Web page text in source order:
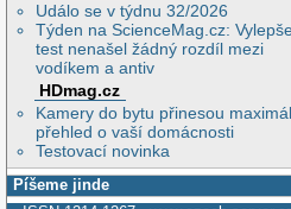
Událo se v týdnu 32/2026
Týden na ScienceMag.cz:
test nenašel žádný rozdíl mezi
vodíkem a antiv
HDmag.cz
Kamery do bytu přinesou
přehled o vaší domácnosti
Testovací novinka
Píšeme jinde